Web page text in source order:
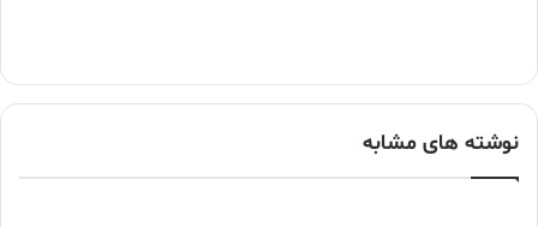
نوشته های مشابه